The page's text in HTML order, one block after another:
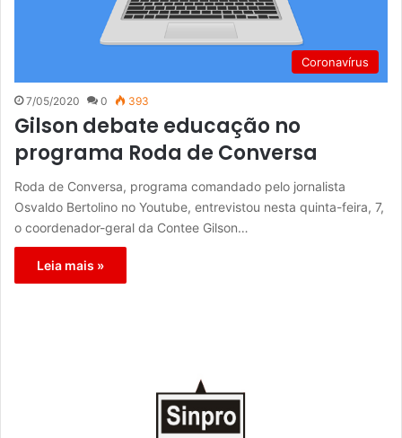
Coronavírus
7/05/2020 0 393
Gilson debate educação no
programa Roda de Conversa
Roda de Conversa, programa comandado pelo jornalista
Osvaldo Bertolino no Youtube, entrevistou nesta quinta-feira, 7,
o coordenador-geral da Contee Gilson…
Leia mais »